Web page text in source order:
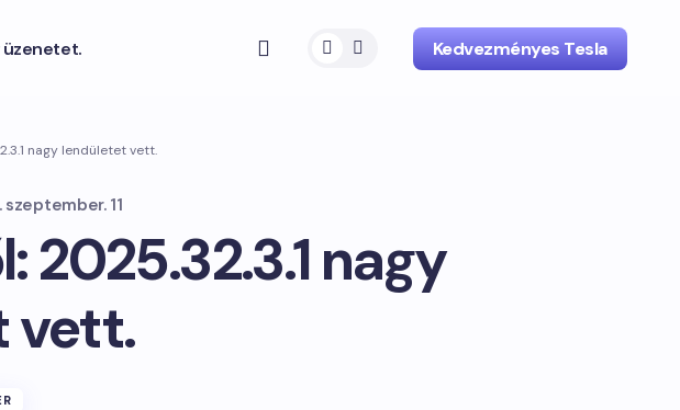
üzenetet. Kedvezményes Tesla
nagy lendületet vett.
szeptember. 11
2025.32.3.1 nagy
vett.